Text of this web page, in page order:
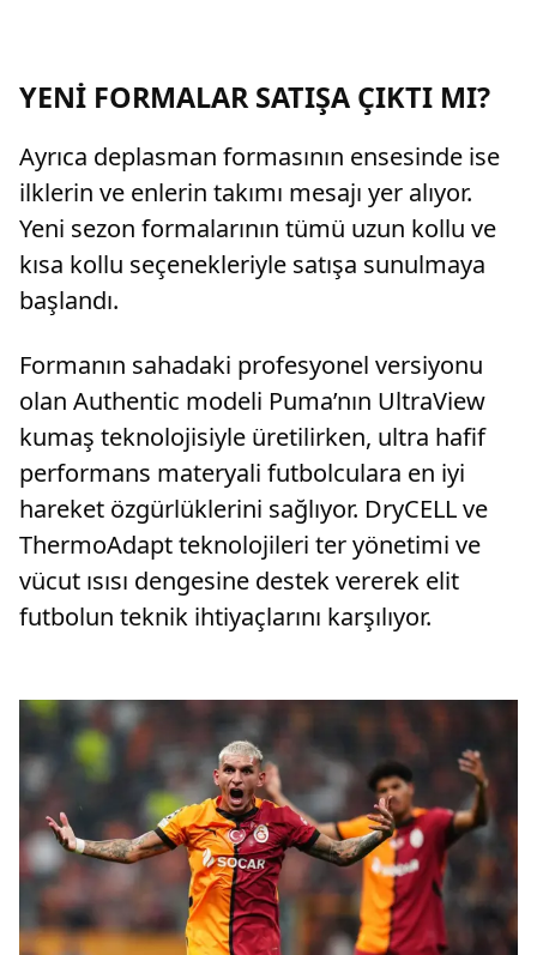
YENİ FORMALAR SATIŞA ÇIKTI MI?
Ayrıca deplasman formasının ensesinde ise
ilklerin ve enlerin takımı mesajı yer alıyor.
Yeni sezon formalarının tümü uzun kollu ve
kısa kollu seçenekleriyle satışa sunulmaya
başlandı.
Formanın sahadaki profesyonel versiyonu
olan Authentic modeli Puma’nın UltraView
kumaş teknolojisiyle üretilirken, ultra hafif
performans materyali futbolculara en iyi
hareket özgürlüklerini sağlıyor. DryCELL ve
ThermoAdapt teknolojileri ter yönetimi ve
vücut ısısı dengesine destek vererek elit
futbolun teknik ihtiyaçlarını karşılıyor.